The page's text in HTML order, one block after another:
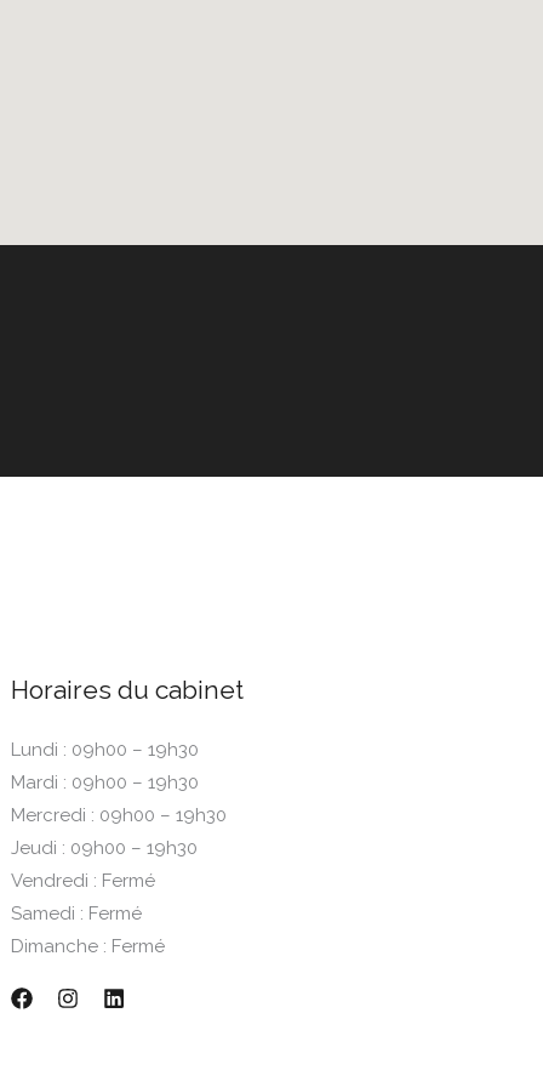
Horaires du cabinet
Lundi : 09h00 – 19h30
Mardi : 09h00 – 19h30
Mercredi : 09h00 – 19h30
Jeudi : 09h00 – 19h30
Vendredi : Fermé
Samedi : Fermé
Dimanche : Fermé